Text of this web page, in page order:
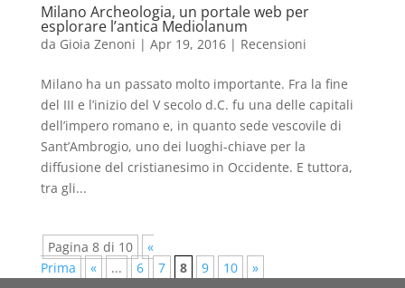
Milano Archeologia, un portale web per
esplorare l’antica Mediolanum
da Gioia Zenoni | Apr 19, 2016| Recensioni
Milano ha un passato molto importante. Fra la fine
del III e l’inizio del V secolo d.C. fu una delle capitali
dell’impero romano e, in quanto sede vescovile di
Sant’Ambrogio, uno dei luoghi-chiave per la
diffusione del cristianesimo in Occidente. E tuttora,
tra gli...
Pagina 8 di 10
«
Prima
« ... 6 7 8 9 10 »